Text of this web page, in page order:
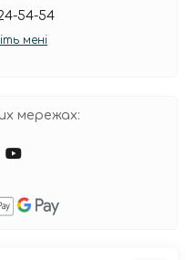
54-54
мені
мережах: